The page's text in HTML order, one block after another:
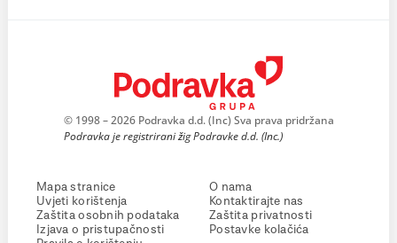
© 1998 – 2026 Podravka d.d. (Inc) Sva prava pridržana
Podravka je registrirani žig Podravke d.d. (Inc.)
Mapa stranice
Uvjeti korištenja
Zaštita osobnih podataka
Izjava o pristupačnosti
O nama
Kontaktirajte nas
Zaštita privatnosti
Postavke kolačića